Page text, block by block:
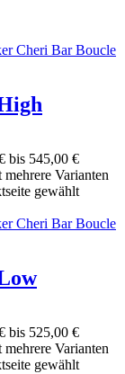
bis 545,00 €
Varianten
gewählt
bis 525,00 €
Varianten
gewählt